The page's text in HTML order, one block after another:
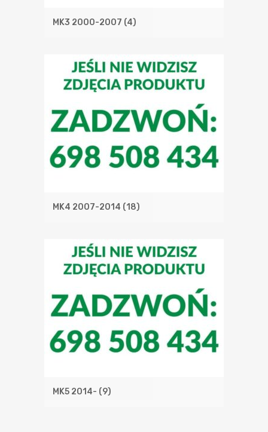
MK3 2000-2007 (4)
MK4 2007-2014 (18)
MK5 2014- (9)